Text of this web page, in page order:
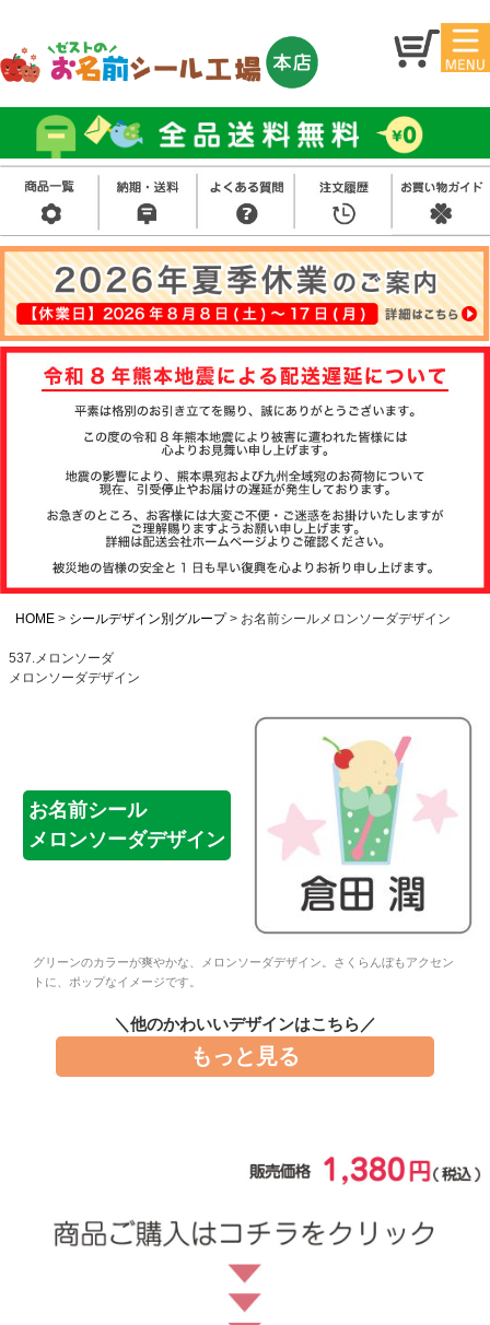
マイ
ジ
お名
前シ
ール
アイ
ロン
シー
ル
お買
い得
セッ
ト
スタ
ンプ
その
他
注文履歴
て
よくある質問
商品ガイド
らせ
会員登録
HOME シールデザイン別グループ お名前シールメロンソーダデザイン
537.メロンソーダ
メロンソーダデザイン
お名前シール
メロンソーダデザイン
グリーンのカラーが爽やかな、メロンソーダデザイン。さくらんぼもアクセン
トに、ポップなイメージです。
＼他のかわいいデザインはこちら／
もっと見る